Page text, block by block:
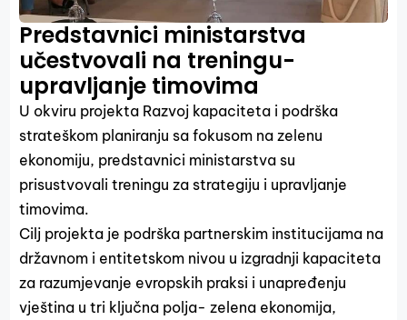
Predstavnici ministarstva
učestvovali na treningu-
upravljanje timovima
U okviru projekta Razvoj kapaciteta i podrška
strateškom planiranju sa fokusom na zelenu
ekonomiju, predstavnici ministarstva su
prisustvovali treningu za strategiju i upravljanje
timovima.
Cilj projekta je podrška partnerskim institucijama na
državnom i entitetskom nivou u izgradnji kapaciteta
za razumjevanje evropskih praksi i unapređenju
vještina u tri ključna polja- zelena ekonomija,